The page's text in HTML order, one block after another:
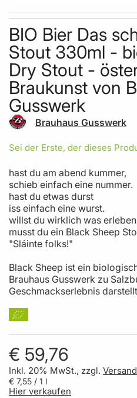
Skip to the beginning of the
BIO Bier Das
Stout 330ml -
Dry Stout -
Braukunst von
Gusswerk
Brauhaus Gusswerk
Sei der Erste, der dieses
hast du am abend kummer,
schieb einfach eine nummer.
hast du etwas durst
iss einfach eine wurst.
willst du wirklich was
musst du ein Black Sheep
"Sláinte folks!"
Black Sheep ist ein
Brauhaus Gusswerk zu
Geschmackserlebnis
€ 59,76
Inkl. 20% MwSt., zzgl. Versand
€ 7,55 / 1 l
Hier verkaufen